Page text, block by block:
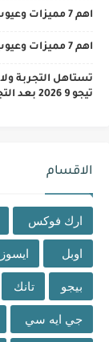
اهم 7 مميزات وعيوب روكس اداماس 2026 بعد التجربة
اهم 7 مميزات وعيوب بي واي دي اتو 8 2026 بعد التجربة BYD Auto 8
تيجو 9 2026 بعد التجربة
الاقسام
ارك فوكس
اوبل
بيجو تانك
جي ايه سي